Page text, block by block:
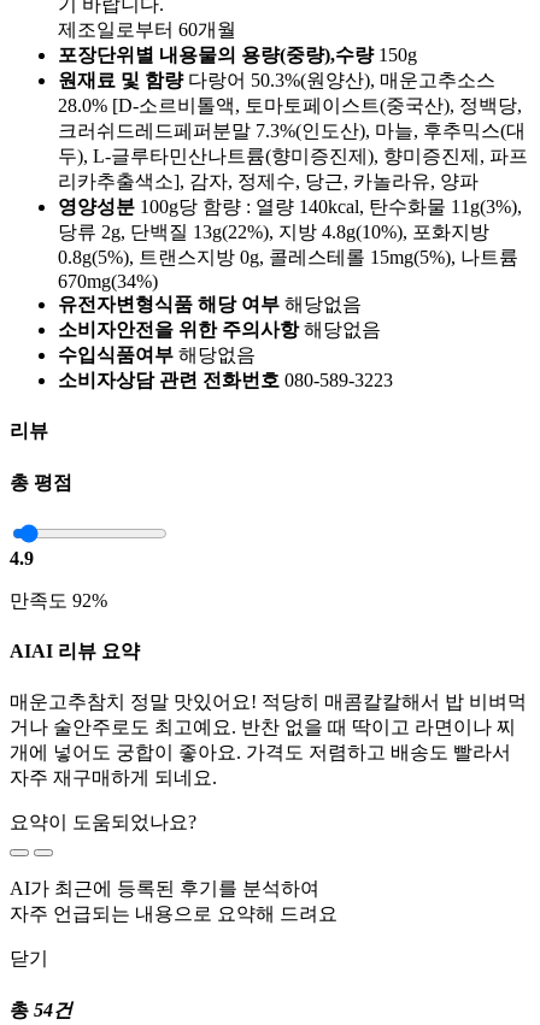
기 바랍니다.
제조일로부터 60개월
포장단위별 내용물의 용량(중량),수량 150g
원재료 및 함량 다랑어 50.3%(원양산), 매운고추소스
28.0% [D-소르비톨액, 토마토페이스트(중국산), 정백당,
크러쉬드레드페퍼분말 7.3%(인도산), 마늘, 후추믹스(대
두), L-글루타민산나트륨(향미증진제), 향미증진제, 파프
리카추출색소], 감자, 정제수, 당근, 카놀라유, 양파
영양성분 100g당 함량 : 열량 140kcal, 탄수화물 11g(3%),
당류 2g, 단백질 13g(22%), 지방 4.8g(10%), 포화지방
0.8g(5%), 트랜스지방 0g, 콜레스테롤 15mg(5%), 나트륨
670mg(34%)
유전자변형식품 해당 여부 해당없음
소비자안전을 위한 주의사항 해당없음
수입식품여부 해당없음
소비자상담 관련 전화번호 080-589-3223
리뷰
총 평점
4.9
만족도 92%
AIAI 리뷰 요약
매운고추참치 정말 맛있어요! 적당히 매콤칼칼해서 밥 비벼먹
거나 술안주로도 최고예요. 반찬 없을 때 딱이고 라면이나 찌
개에 넣어도 궁합이 좋아요. 가격도 저렴하고 배송도 빨라서
자주 재구매하게 되네요.
요약이 도움되었나요?
AI가 최근에 등록된 후기를 분석하여
자주 언급되는 내용으로 요약해 드려요
닫기
총 54건